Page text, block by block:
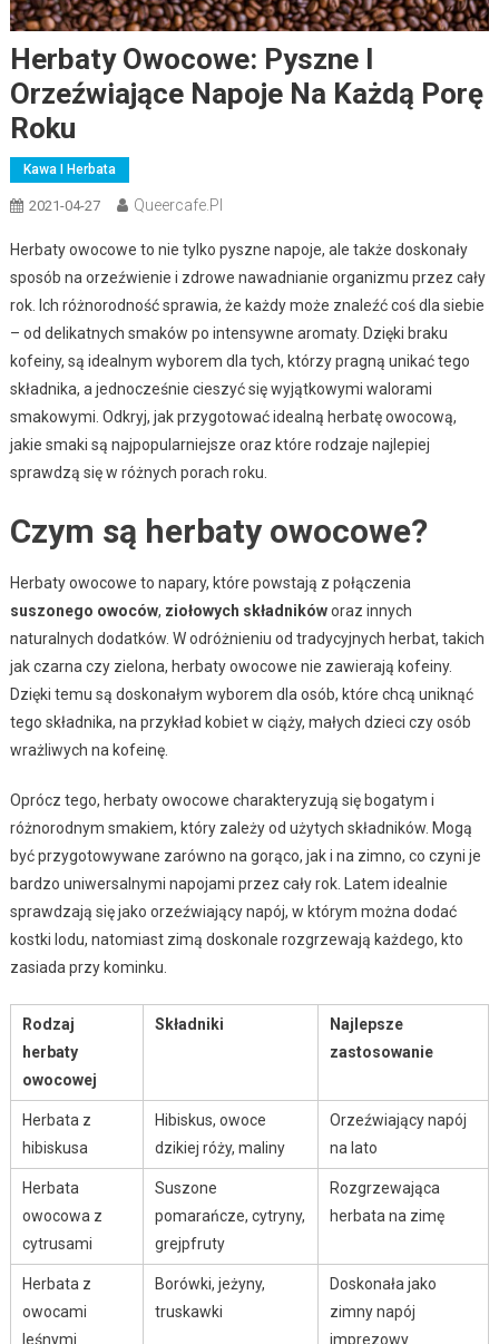
Herbaty Owocowe: Pyszne I
Orzeźwiające Napoje Na Każdą Porę
Roku
Kawa I Herbata
2021-04-27 Queercafe.pl
Herbaty owocowe to nie tylko pyszne napoje, ale także doskonały
sposób na orzeźwienie i zdrowe nawadnianie organizmu przez cały
rok. Ich różnorodność sprawia, że każdy może znaleźć coś dla siebie
– od delikatnych smaków po intensywne aromaty. Dzięki braku
kofeiny, są idealnym wyborem dla tych, którzy pragną unikać tego
składnika, a jednocześnie cieszyć się wyjątkowymi walorami
smakowymi. Odkryj, jak przygotować idealną herbatę owocową,
jakie smaki są najpopularniejsze oraz które rodzaje najlepiej
sprawdzą się w różnych porach roku.
Czym są herbaty owocowe?
Herbaty owocowe to napary, które powstają z połączenia
suszonego owoców, ziołowych składnikóworaz innych
naturalnych dodatków. W odróżnieniu od tradycyjnych herbat, takich
jak czarna czy zielona, herbaty owocowe nie zawierają kofeiny.
Dzięki temu są doskonałym wyborem dla osób, które chcą uniknąć
tego składnika, na przykład kobiet w ciąży, małych dzieci czy osób
wrażliwych na kofeinę.
Oprócz tego, herbaty owocowe charakteryzują się bogatym i
różnorodnym smakiem, który zależy od użytych składników. Mogą
być przygotowywane zarówno na gorąco, jak i na zimno, co czyni je
bardzo uniwersalnymi napojami przez cały rok. Latem idealnie
sprawdzają się jako orzeźwiający napój, w którym można dodać
kostki lodu, natomiast zimą doskonale rozgrzewają każdego, kto
zasiada przy kominku.
Rodzaj
herbaty
owocowej
Składniki
Najlepsze
zastosowanie
Herbata z
hibiskusa
Hibiskus, owoce
dzikiej róży, maliny
Orzeźwiający napój
na lato
Herbata
owocowa z
cytrusami
Suszone
pomarańcze, cytryny,
grejpfruty
Rozgrzewająca
herbata na zimę
Herbata z
owocami
leśnymi
Borówki, jeżyny,
truskawki
Doskonała jako
zimny napój
imprezowy